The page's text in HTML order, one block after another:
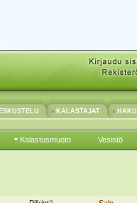
KALASTAJAT HAKU
Kalastusmuoto Vesistö